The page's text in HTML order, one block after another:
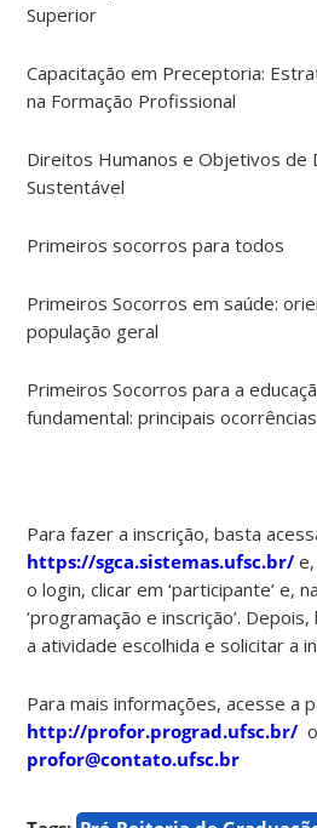
Superior
Capacitação em Preceptoria:
na Formação Profissional
Direitos Humanos e Objetivos de
Sustentável
Primeiros socorros para todos
Primeiros Socorros em saúde:
população geral
Primeiros Socorros para a
fundamental: principais
Para fazer a inscrição, basta
https://sgca.sistemas.ufsc.br/
o login, clicar em ‘participante’ e,
‘programação e inscrição’.
a atividade escolhida e solicitar a
Para mais informações, acesse a
http://profor.prograd.ufsc.br/
profor@contato.ufsc.br